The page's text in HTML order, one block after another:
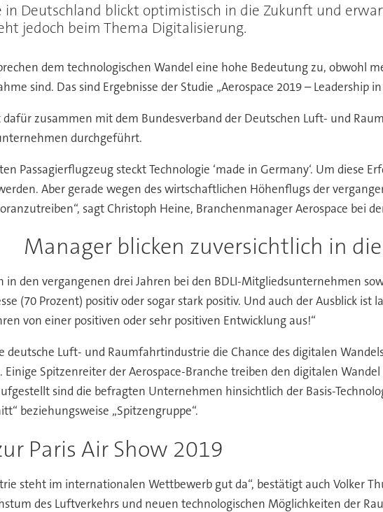
Deutschland blickt optimistisch in die Zukunft und
jedoch beim Thema Digitalisierung.
dem technologischen Wandel eine hohe Bedeutung zu, obwohl
sind. Das sind Ergebnisse der Studie „Aerospace 2019 – Leadership
zusammen mit dem Bundesverband der Deutschen Luft- und
durchgeführt.
Passagierflugzeug steckt Technologie ‘made in Germany‘. Um diese
Aber gerade wegen des wirtschaftlichen Höhenflugs der
sagt Christoph Heine, Branchenmanager Aerospace bei
Manager blicken zuversichtlich in
in den vergangenen drei Jahren bei den BDLI-Mitgliedsunternehmen
(70 Prozent) positiv oder sogar stark positiv. Und auch der Ausblick ist
von einer positiven oder sehr positiven Entwicklung aus!“
deutsche Luft- und Raumfahrtindustrie die Chance des digitalen
Spitzenreiter der Aerospace-Branche treiben den digitalen
sind die befragten Unternehmen hinsichtlich der Basis-
beziehungsweise „Spitzengruppe“.
Paris Air Show 2019
steht im internationalen Wettbewerb gut da“, bestätigt auch Volker
des Luftverkehrs und neuen technologischen Möglichkeiten der